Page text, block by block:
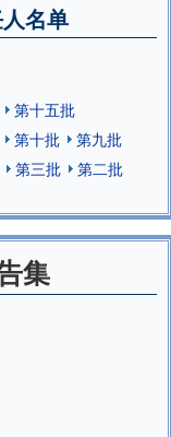
名单
第十五批
第十批
第九批
第三批
第二批
集